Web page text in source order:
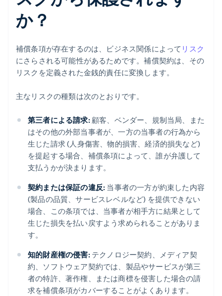
か？
補償条項が存在するのは、ビジネス関係によって リスク
にさらされる可能性があるためです。補償契約は、その
リスクを定義された金銭的責任に変換します。
主なリスクの種類は次のとおりです。
第三者による請求: 顧客、ベンダー、規制当局、また
はその他の外部当事者が、一方の当事者の行為から
生じた請求 (人身傷害、物的損害、経済的損失など)
を提起する場合、補償条項によって、誰が弁護して
支払うかが決まります。
契約または保証の違反: 当事者の一方が約束した内容
(製品の品質、サービスレベルなど) を提供できない
場合、この条項では、当事者が相手方に結果として
生じた損失を払い戻すよう求められることがありま
す。
知的財産権の侵害: テクノロジー契約、メディア契
約、ソフトウェア契約では、製品やサービスが第三
者の特許、著作権、または商標を侵害した場合の請
求を補償条項がカバーすることがよくあります。